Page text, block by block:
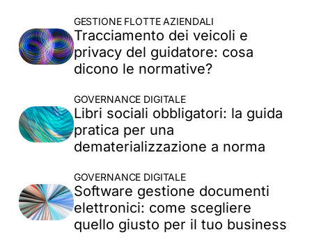
GESTIONE FLOTTE AZIENDALI
Tracciamento dei veicoli e
privacy del guidatore: cosa
dicono le normative?
GOVERNANCE DIGITALE
Libri sociali obbligatori: la guida
pratica per una
dematerializzazione a norma
GOVERNANCE DIGITALE
Software gestione documenti
elettronici: come scegliere
quello giusto per il tuo business